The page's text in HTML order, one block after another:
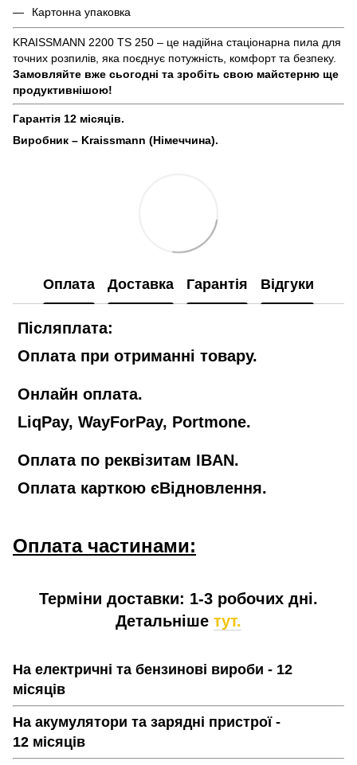
Картонна упаковка
KRAISSMANN 2200 TS 250 – це надійна стаціонарна пила для
точних розпилів, яка поєднує потужність, комфорт та безпеку.
Замовляйте вже сьогодні та зробіть свою майстерню ще
продуктивнішою!
Гарантія 12 місяців.
Виробник – Kraissmann (Німеччина).
Оплата Доставка Гарантія Відгуки
Післяплата:
Оплата при отриманні товару.
Онлайн оплата.
LiqPay, WayForPay, Portmone.
Оплата по реквізитам IBAN.
Оплата карткою єВідновлення.
Оплата частинами:
Терміни доставки: 1-3 робочих дні.
Детальніше тут.
На електричні та бензинові вироби - 12
місяців
На акумулятори та зарядні пристрої -
12 місяців